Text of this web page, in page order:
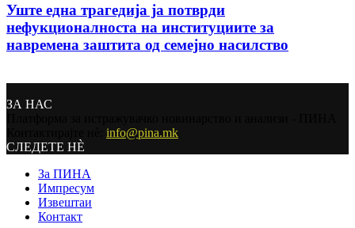
Уште една трагедија ја потврди
нефукционалноста на институциите за
навремена заштита од семејно насилство
ЗА НАС
info@pina.mk
СЛЕДЕТЕ НЀ
За ПИНА
Импресум
Извештаи
Контакт